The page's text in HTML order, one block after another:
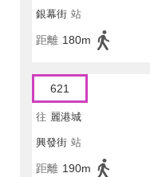
銀幕街 站
距離 180m
621
往 麗港城
興發街 站
距離 190m